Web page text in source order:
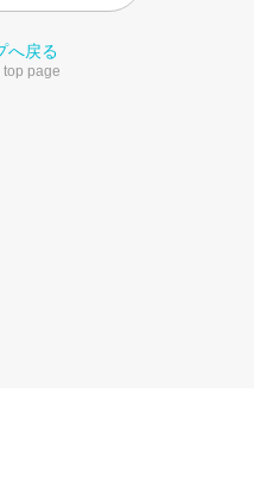
へ戻る
top page